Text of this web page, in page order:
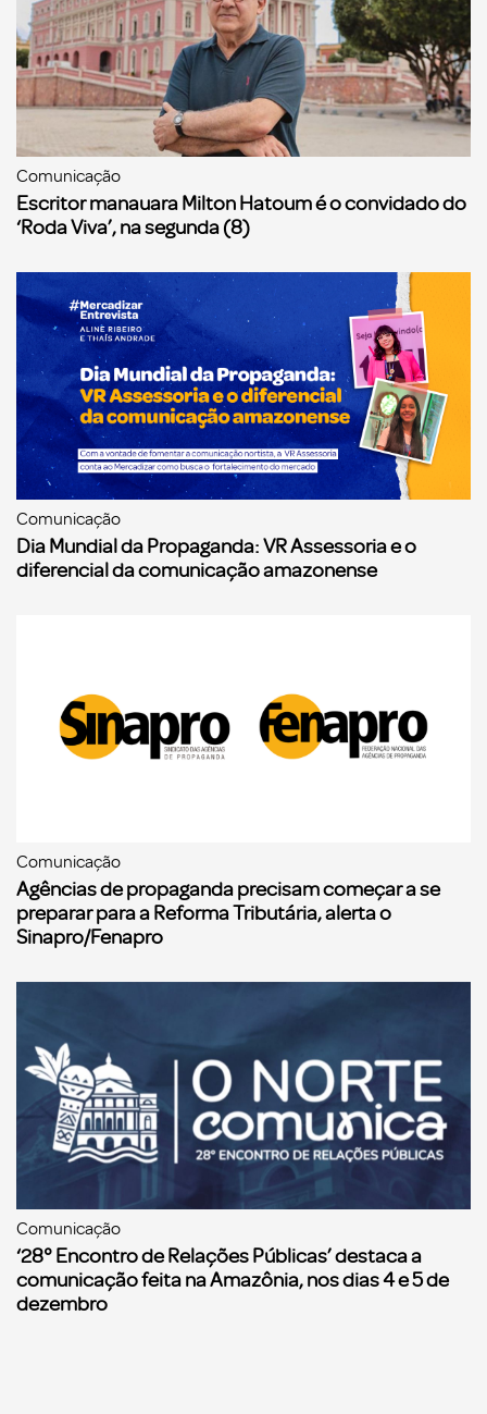
Comunicação
Escritor manauara Milton Hatoum é o convidado do
‘Roda Viva’, na segunda (8)
Comunicação
Dia Mundial da Propaganda: VR Assessoria e o
diferencial da comunicação amazonense
Comunicação
Agências de propaganda precisam começar a se
preparar para a Reforma Tributária, alerta o
Sinapro/Fenapro
Comunicação
‘28° Encontro de Relações Públicas’ destaca a
comunicação feita na Amazônia, nos dias 4 e 5 de
dezembro